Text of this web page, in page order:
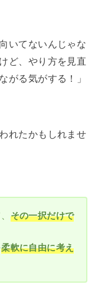
いてないんじゃな
ど、やり方を見直
がる気がする！」
れたかもしれませ
その一択だけで
柔軟に自由に考え